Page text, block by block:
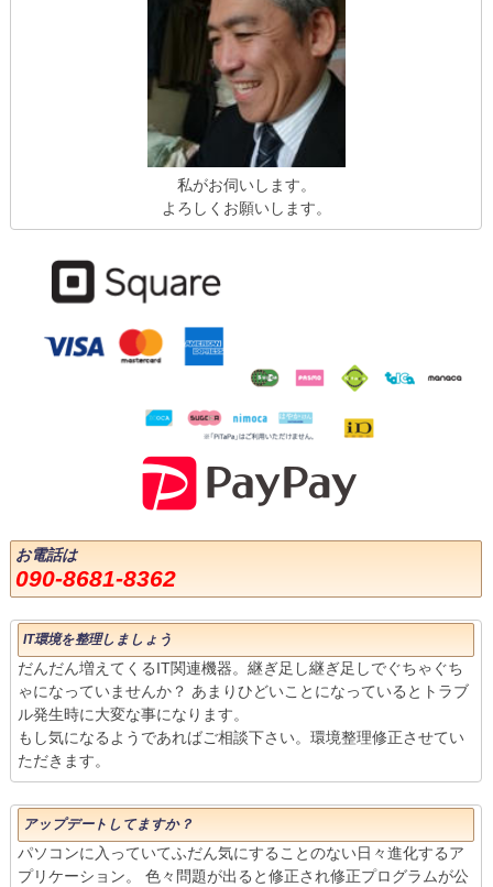
私がお伺いします。
よろしくお願いします。
お電話は
090-8681-8362
IT環境を整理しましょう
だんだん増えてくるIT関連機器。継ぎ足し継ぎ足しでぐちゃぐち
ゃになっていませんか？ あまりひどいことになっているとトラブ
ル発生時に大変な事になります。
もし気になるようであればご相談下さい。環境整理修正させてい
ただきます。
アップデートしてますか？
パソコンに入っていてふだん気にすることのない日々進化するア
プリケーション。 色々問題が出ると修正され修正プログラムが公